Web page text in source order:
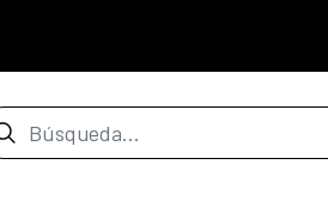
de búsqueda